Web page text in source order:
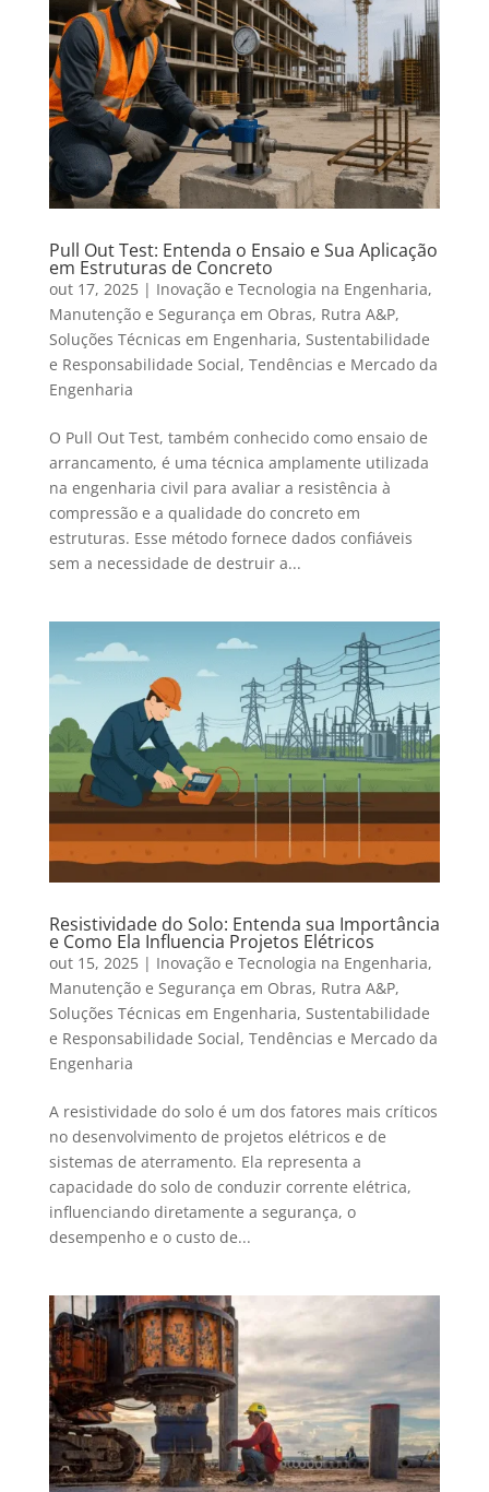
Pull Out Test: Entenda o Ensaio e Sua Aplicação
em Estruturas de Concreto
out 17, 2025| Inovação e Tecnologia na Engenharia,
Manutenção e Segurança em Obras, Rutra A&P,
Soluções Técnicas em Engenharia, Sustentabilidade
e Responsabilidade Social, Tendências e Mercado da
Engenharia
O Pull Out Test, também conhecido como ensaio de
arrancamento, é uma técnica amplamente utilizada
na engenharia civil para avaliar a resistência à
compressão e a qualidade do concreto em
estruturas. Esse método fornece dados confiáveis
sem a necessidade de destruir a...
Resistividade do Solo: Entenda sua Importância
e Como Ela Influencia Projetos Elétricos
out 15, 2025| Inovação e Tecnologia na Engenharia,
Manutenção e Segurança em Obras, Rutra A&P,
Soluções Técnicas em Engenharia, Sustentabilidade
e Responsabilidade Social, Tendências e Mercado da
Engenharia
A resistividade do solo é um dos fatores mais críticos
no desenvolvimento de projetos elétricos e de
sistemas de aterramento. Ela representa a
capacidade do solo de conduzir corrente elétrica,
influenciando diretamente a segurança, o
desempenho e o custo de...